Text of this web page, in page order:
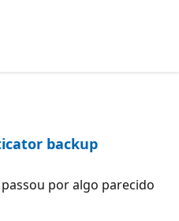
backup
por algo parecido